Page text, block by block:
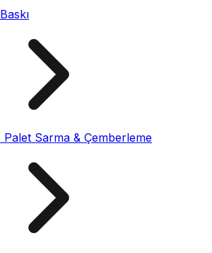
Palet Sarma & Çemberleme